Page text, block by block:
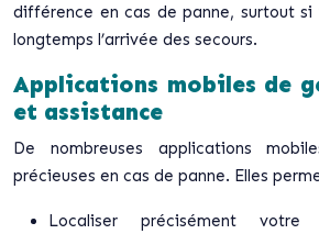
différence en cas de panne, surtout
longtemps l’arrivée des secours.
Applications mobiles de
et assistance
De nombreuses applications
précieuses en cas de panne. Elles
Localiser précisément